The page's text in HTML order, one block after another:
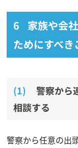
家族や会
ためにすべき
警察から
相談する
警察から任意の出